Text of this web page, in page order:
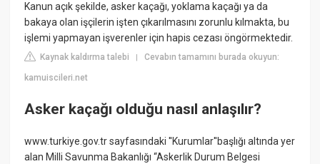
Kanun açık şekilde, asker kaçağı, yoklama kaçağı ya da
bakaya olan işçilerin işten çıkarılmasını zorunlu kılmakta, bu
işlemi yapmayan işverenler için hapis cezası öngörmektedir.
Kaynak kaldırma talebi |Cevabın tamamını burada okuyun:
kamuiscileri.net
Asker kaçağı olduğu nasıl anlaşılır?
www.turkiye.gov.tr sayfasındaki ''Kurumlar''başlığı altında yer
alan Milli Savunma Bakanlığı “Askerlik Durum Belgesi